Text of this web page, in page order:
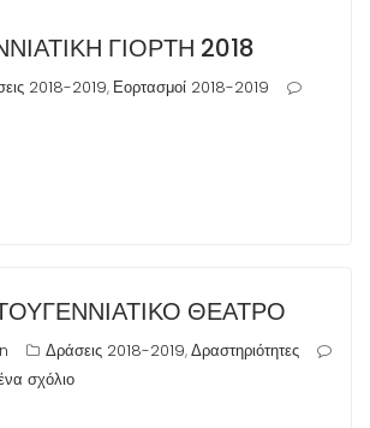
ΓΙΟΡΤΉ 2018
2018-2019, Εορτασμοί 2018-2019
ΘΈΑΤΡΟ
Δράσεις 2018-2019,Δραστηριότητες
σχόλιο